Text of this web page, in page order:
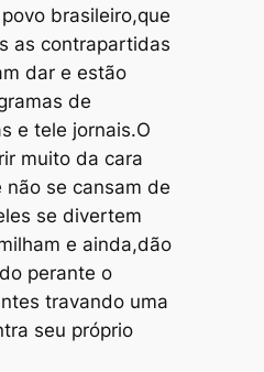
brasileiro,que
as contrapartidas
dar e estão
de
e tele jornais.O
muito da cara
se cansam de
se divertem
e ainda,dão
perante o
travando uma
seu próprio